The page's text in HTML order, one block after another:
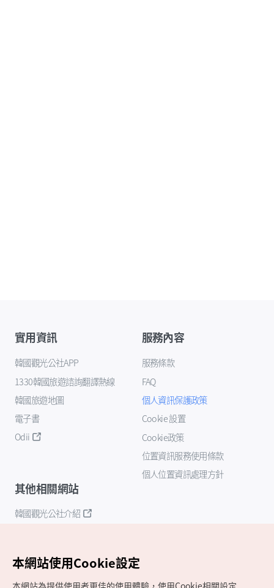
實用資訊
韓國觀光公社APP
1330韓國旅遊諮詢翻譯熱線
韓國旅遊地圖
電子書
Odii
服務內容
服務條款
FAQ
個人資訊保護政策
Cookie 設置
Cookie政策
位置資訊服務使用條款
個人位置資訊處理方針
其他相關網站
韓國觀光公社介紹
本網站使用Cookie設定
本網站為提供使用者更佳的使用體驗，使用Cookie相關設定